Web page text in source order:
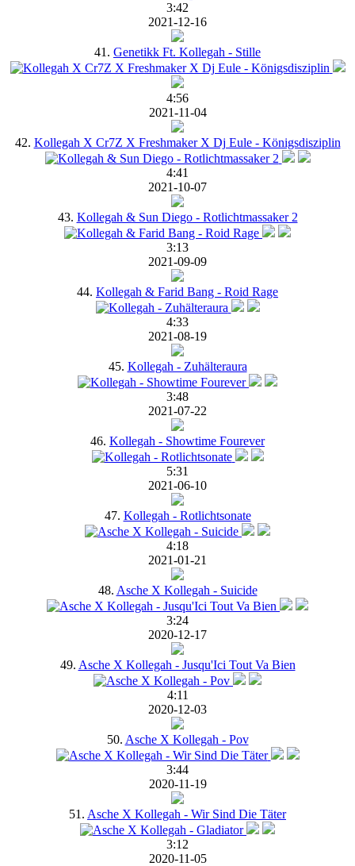
3:42
2021-12-16
41. Genetikk Ft. Kollegah - Stille
4:56
2021-11-04
42. Kollegah X Cr7Z X Freshmaker X Dj Eule - Königsdisziplin
4:41
2021-10-07
43. Kollegah & Sun Diego - Rotlichtmassaker 2
3:13
2021-09-09
44. Kollegah & Farid Bang - Roid Rage
4:33
2021-08-19
45. Kollegah - Zuhälteraura
3:48
2021-07-22
46. Kollegah - Showtime Fourever
5:31
2021-06-10
47. Kollegah - Rotlichtsonate
4:18
2021-01-21
48. Asche X Kollegah - Suicide
3:24
2020-12-17
49. Asche X Kollegah - Jusqu'Ici Tout Va Bien
4:11
2020-12-03
50. Asche X Kollegah - Pov
3:44
2020-11-19
51. Asche X Kollegah - Wir Sind Die Täter
3:12
2020-11-05